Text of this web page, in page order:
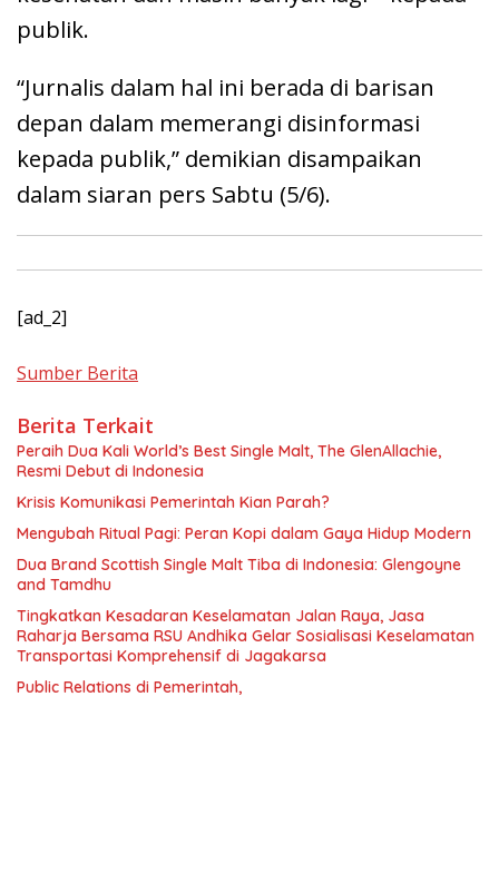
publik.
“Jurnalis dalam hal ini berada di barisan
depan dalam memerangi disinformasi
kepada publik,” demikian disampaikan
dalam siaran pers Sabtu (5/6).
[ad_2]
Sumber Berita
Berita Terkait
Peraih Dua Kali World’s Best Single Malt, The GlenAllachie,
Resmi Debut di Indonesia
Krisis Komunikasi Pemerintah Kian Parah?
Mengubah Ritual Pagi: Peran Kopi dalam Gaya Hidup Modern
Dua Brand Scottish Single Malt Tiba di Indonesia: Glengoyne
and Tamdhu
Tingkatkan Kesadaran Keselamatan Jalan Raya, Jasa
Raharja Bersama RSU Andhika Gelar Sosialisasi Keselamatan
Transportasi Komprehensif di Jagakarsa
Public Relations di Pemerintah,